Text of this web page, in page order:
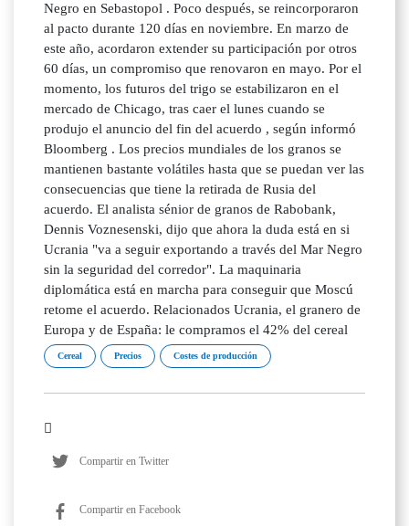
Negro en Sebastopol . Poco después, se reincorporaron
al pacto durante 120 días en noviembre. En marzo de
este año, acordaron extender su participación por otros
60 días, un compromiso que renovaron en mayo. Por el
momento, los futuros del trigo se estabilizaron en el
mercado de Chicago, tras caer el lunes cuando se
produjo el anuncio del fin del acuerdo , según informó
Bloomberg . Los precios mundiales de los granos se
mantienen bastante volátiles hasta que se puedan ver las
consecuencias que tiene la retirada de Rusia del
acuerdo. El analista sénior de granos de Rabobank,
Dennis Voznesenski, dijo que ahora la duda está en si
Ucrania "va a seguir exportando a través del Mar Negro
sin la seguridad del corredor". La maquinaria
diplomática está en marcha para conseguir que Moscú
retome el acuerdo. Relacionados Ucrania, el granero de
Europa y de España: le compramos el 42% del cereal
Cereal Precios Costes de producción
Compartir en Twitter
Compartir en Facebook